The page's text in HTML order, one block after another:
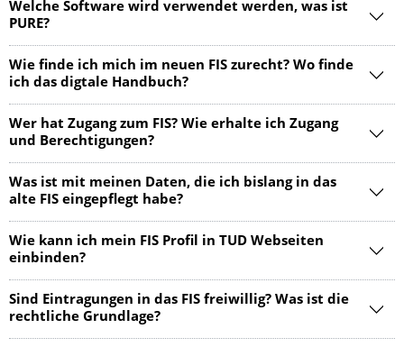
Welche Software wird verwendet werden, was ist
PURE?
Wie finde ich mich im neuen FIS zurecht? Wo finde
ich das digtale Handbuch?
Wer hat Zugang zum FIS? Wie erhalte ich Zugang
und Berechtigungen?
Was ist mit meinen Daten, die ich bislang in das
alte FIS eingepflegt habe?
Wie kann ich mein FIS Profil in TUD Webseiten
einbinden?
Sind Eintragungen in das FIS freiwillig? Was ist die
rechtliche Grundlage?